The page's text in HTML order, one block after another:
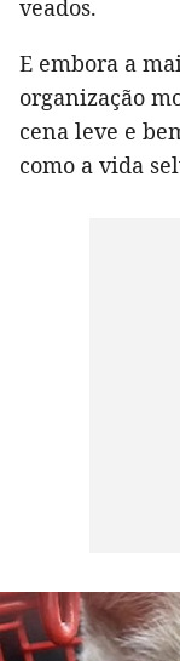
veados.
E embora a
organização
cena leve e
como a vida